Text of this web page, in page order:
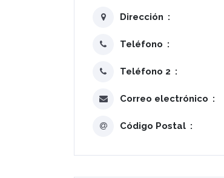
Dirección
Teléfono
Teléfono 2
Correo electrónico
Código Postal